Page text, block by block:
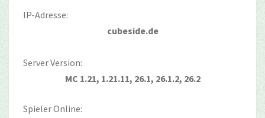
IP-Adresse:
cubeside.de
Server Version:
MC 1.21, 1.21.11, 26.1, 26.1.2, 26.2
Spieler Online: